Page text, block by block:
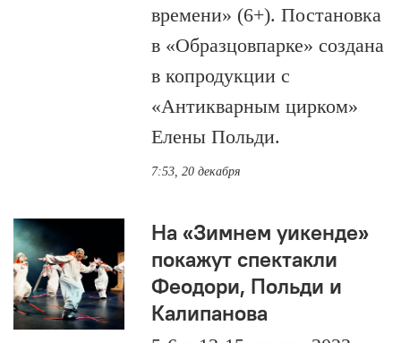
времени» (6+). Постановка
в «Образцовпарке» создана
в копродукции с
«Антикварным цирком»
Елены Польди.
7:53, 20 декабря
На «Зимнем уикенде»
покажут спектакли
Феодори, Польди и
Калипанова